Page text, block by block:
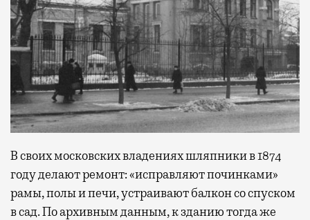
В своих московских владениях шляпники в 1874
году делают ремонт: «исправляют починками»
рамы, полы и печи, устраивают балкон со спуском
в сад. По архивным данным, к зданию тогда же